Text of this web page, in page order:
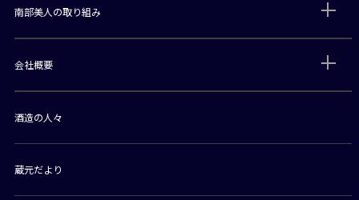
南部美人の取り組み
会社概要
酒造の人々
蔵元だより